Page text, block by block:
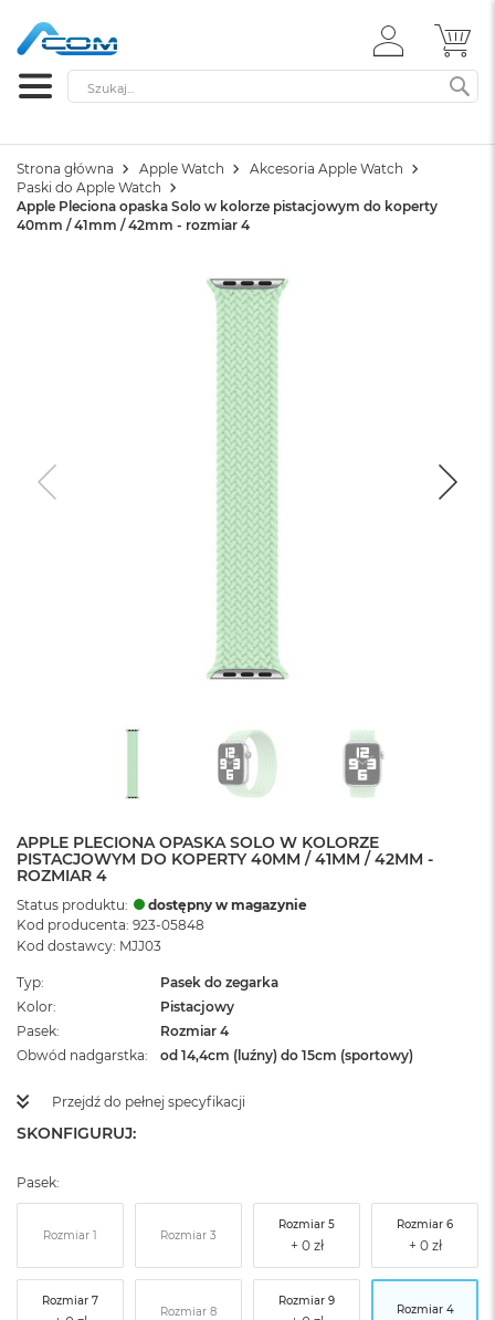
ZALOGUJ
SIĘ
Szukaj
Strona główna Apple Watch
Akcesoria Apple Watch
Paski do Apple Watch
Apple Pleciona opaska Solo w kolorze pistacjowym do koperty
40mm / 41mm / 42mm - rozmiar 4
APPLE PLECIONA OPASKA SOLO W KOLORZE
PISTACJOWYM DO KOPERTY 40MM / 41MM / 42MM -
ROZMIAR 4
Status produktu:
dostępny w magazynie
Kod producenta: 923-05848
Kod dostawcy: MJJ03
Typ
Pasek do zegarka
Kolor
Pistacjowy
Pasek
Rozmiar 4
Obwód nadgarstka
od 14,4cm (luźny) do 15cm (sportowy)
Przejdź do pełnej specyfikacji
SKONFIGURUJ:
Pasek:
Rozmiar 1 Rozmiar 3
Rozmiar 5 Rozmiar 6
Rozmiar 7
Rozmiar 8
Rozmiar 9
Rozmiar 4